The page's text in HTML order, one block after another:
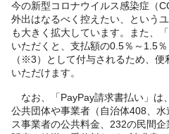
今の新型コロナウイルス感染症（
外出はなるべく控えたい、という
も大きく拡大しています。また、
いただくと、支払額の0.5％～1.5
（※3）として付与されるため、
いただけます。
なお、「PayPay請求書払い」は
公共団体や事業者（自治体408、
ス事業者の公共料金、232の民間